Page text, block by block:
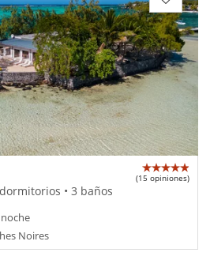
(15 opiniones)
• 3 baños
Noires